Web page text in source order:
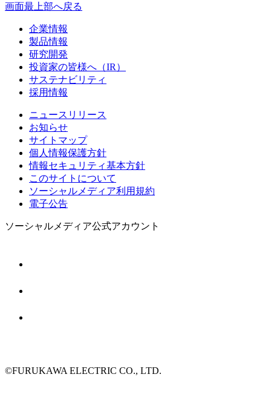
画面最上部へ戻る
企業情報
製品情報
研究開発
投資家の皆様へ（IR）
サステナビリティ
採用情報
ニュースリリース
お知らせ
サイトマップ
個人情報保護方針
情報セキュリティ基本方針
このサイトについて
ソーシャルメディア利用規約
電子公告
ソーシャルメディア公式アカウント
©FURUKAWA ELECTRIC CO., LTD.